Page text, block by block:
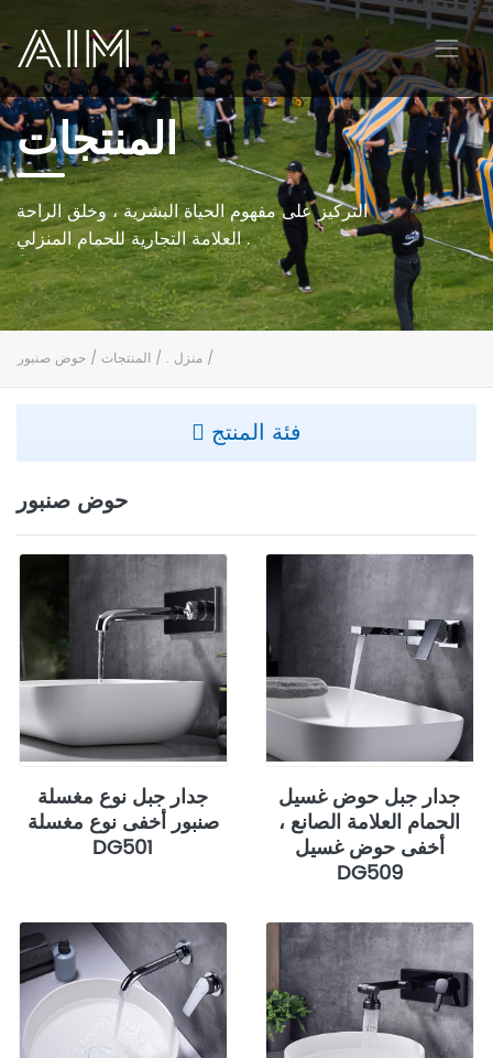
AIM
المنتجات
التركيز على مفهوم الحياة البشرية ، وخلق الراحة
العلامة التجارية للحمام المنزلي .
منزل . / المنتجات / حوض صنبور /
فئة المنتج
حوض صنبور
جدار جبل نوع مغسلة
صنبور أخفى نوع مغسلة
DG501
جدار جبل حوض غسيل
الحمام العلامة الصانع ،
أخفى حوض غسيل
DG509